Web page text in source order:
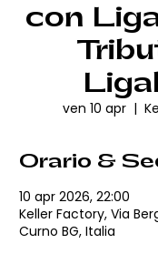
con
ven 10 apr
  |
Orario &
10 apr 2026, 22:00
Keller Factory, Via
Curno BG, Italia